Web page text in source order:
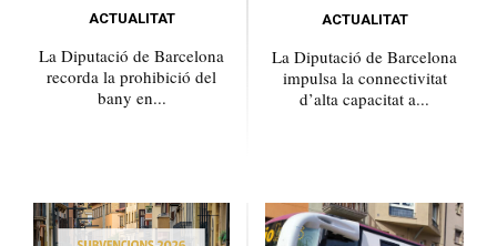
ACTUALITAT
La Diputació de Barcelona
recorda la prohibició del
bany en...
ACTUALITAT
La Diputació de Barcelona
impulsa la connectivitat
d’alta capacitat a...